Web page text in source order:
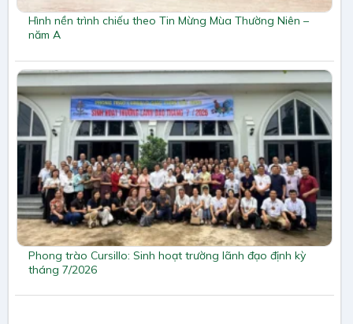
Hình nền trình chiếu theo Tin Mừng Mùa Thường Niên –
năm A
Phong trào Cursillo: Sinh hoạt trường lãnh đạo định kỳ
tháng 7/2026